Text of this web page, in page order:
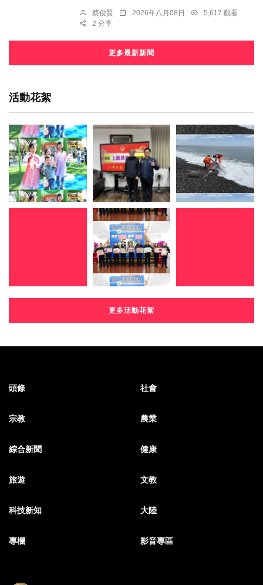
蔡俊賢 2026年八月08日
5,617 觀看
2 分享
更多最新新聞
活動花絮
更多活動花絮
頭條 社會
宗教 農業
綜合新聞 健康
旅遊 文教
科技新知 大陸
專欄 影音專區